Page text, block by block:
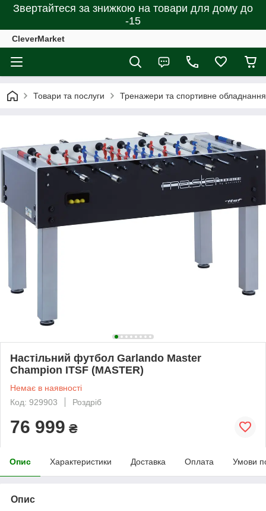
Звертайтеся за знижкою на товари для дому до
-15
CleverMarket
Товари та послуги Тренажери та спортивне обладнання
Настільний футбол Garlando Master
Champion ITSF (MASTER)
Немає в наявності
Код: 929903
Роздріб
76 999 ₴
Опис Характеристики Доставка Оплата Умови
Опис